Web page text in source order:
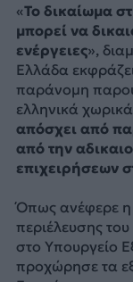
«Το δικαίωμα
μπορεί να
ενέργειες»,
Ελλάδα
παράνομη
ελληνικά
απόσχει από
από την
επιχειρήσεων
Όπως ανέφερε η
περιέλευσης
στο Υπουργείο
προχώρησε τα